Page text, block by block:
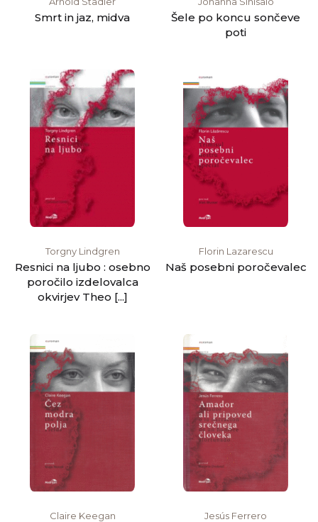
Smrt in jaz, midva
Šele po koncu sončeve
poti
Torgny Lindgren
Resnici na ljubo : osebno
poročilo izdelovalca
okvirjev Theo [...]
Florin Lazarescu
Naš posebni poročevalec
Claire Keegan Jesús Ferrero